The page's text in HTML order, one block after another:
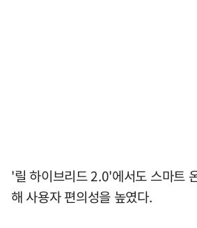
'릴 하이브리드 2.0'에서도 스마트
해 사용자 편의성을 높였다.